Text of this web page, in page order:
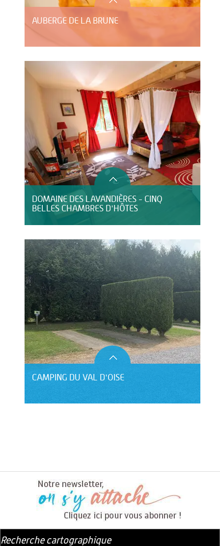
AUBERGE DE LA BRUNE
DOMAINE DES LAVANDIÈRES - CINQ
BELLES CHAMBRES D'HÔTES
CAMPING DU VAL D'OISE
HÔTEL LE CLOS DU MONTVINAGE
Recherche cartographique